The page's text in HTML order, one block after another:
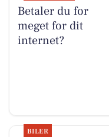
Betaler du for
meget for dit
internet?
BILER